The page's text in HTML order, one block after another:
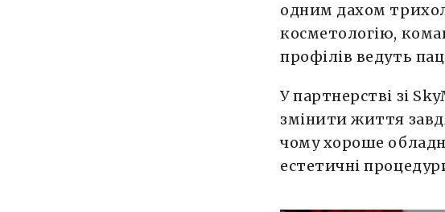
одним дахом
косметологію,
профілів ведуть
У партнерстві зі
змінити життя
чому хороше
естетичні